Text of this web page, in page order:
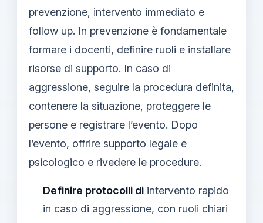
prevenzione, intervento immediato e
follow up. In prevenzione è fondamentale
formare i docenti, definire ruoli e installare
risorse di supporto. In caso di
aggressione, seguire la procedura definita,
contenere la situazione, proteggere le
persone e registrare l’evento. Dopo
l’evento, offrire supporto legale e
psicologico e rivedere le procedure.
Definire protocolli di intervento rapido
in caso di aggressione, con ruoli chiari